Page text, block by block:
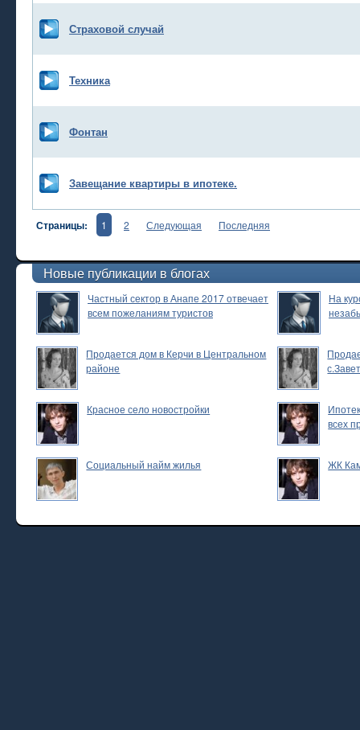
Страховой случай
Техника
Фонтан
Завещание квартиры в ипотеке.
Страницы: 1 2 Следующая Последняя
Новые публикации в блогах
Частный сектор в Анапе 2017 отвечает
всем пожеланиям туристов
На
Продается дом в Керчи в Центральном
районе
Красное село новостройки
всех
Социальный найм жилья ЖК